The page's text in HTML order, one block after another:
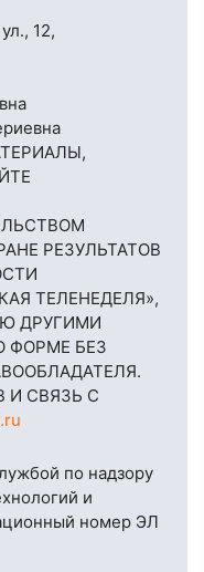
12,
РЕЗУЛЬТАТОВ
ТЕЛЕНЕДЕЛЯ»,
ДРУГИМИ
ФОРМЕ БЕЗ
И СВЯЗЬ С
по надзору
и
номер ЭЛ